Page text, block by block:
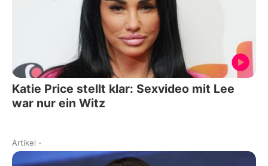
Katie Price stellt klar: Sexvideo mit Lee
war nur ein Witz
Artikel -